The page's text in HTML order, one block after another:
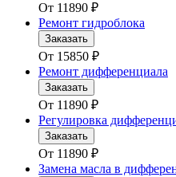
От 11890 ₽
Ремонт гидроблока
Заказать
От 15850 ₽
Ремонт дифференциала
Заказать
От 11890 ₽
Регулировка
Заказать
От 11890 ₽
Замена масла в